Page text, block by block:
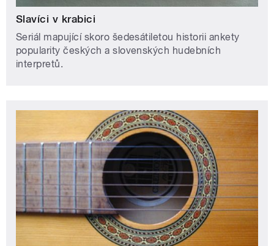
Slavíci v krabici
Seriál mapující skoro šedesátiletou historii ankety
popularity českých a slovenských hudebních
interpretů.